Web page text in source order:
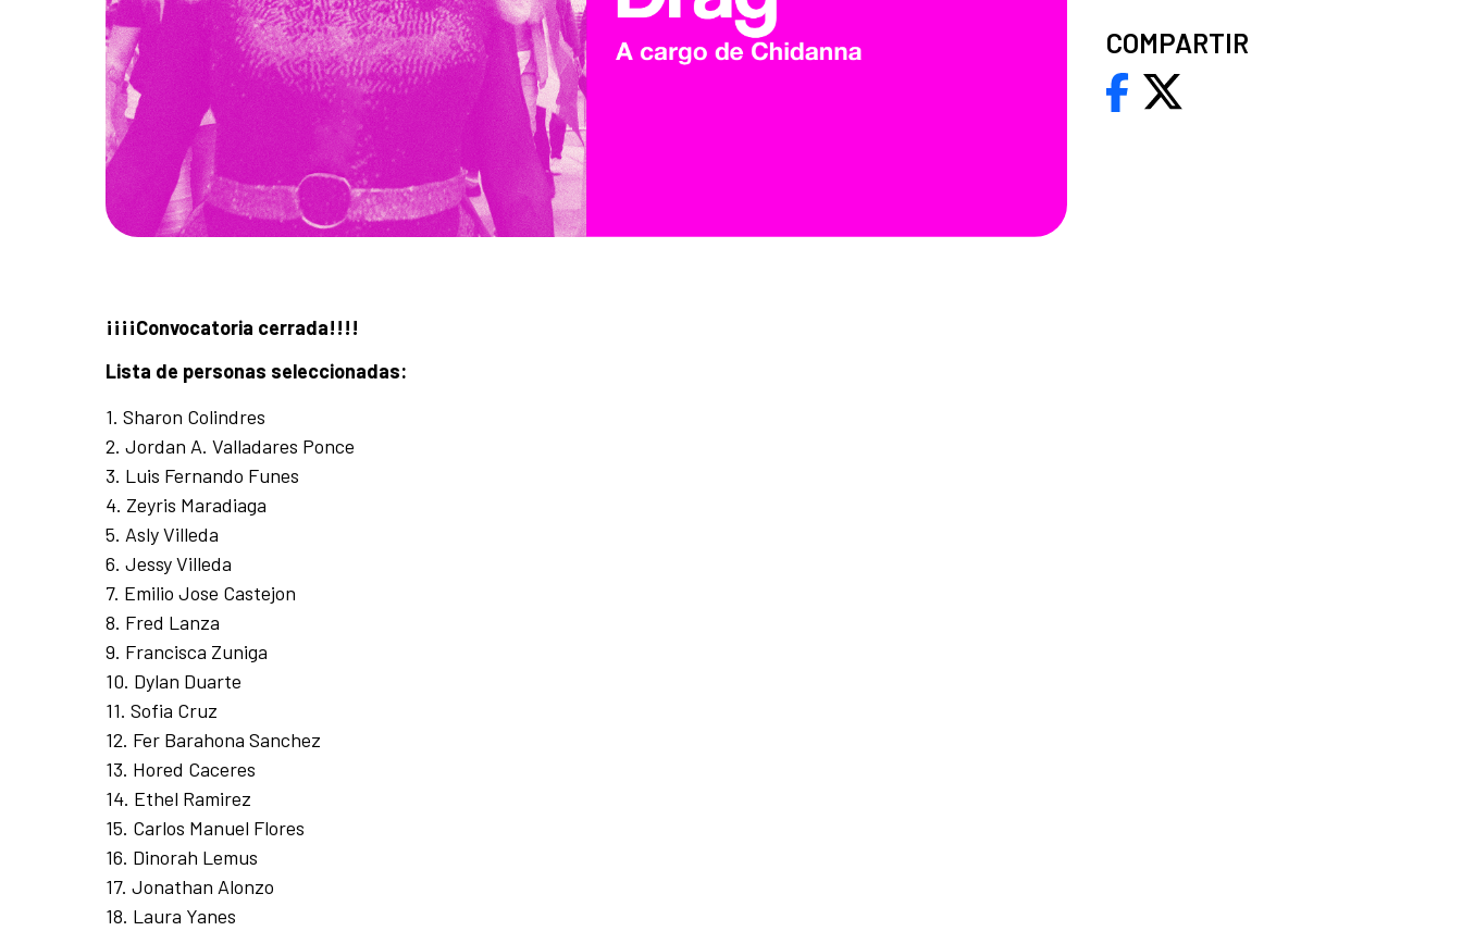
¡¡¡¡Convocatoria cerrada!!!!
Lista de personas seleccionadas:
1. Sharon Colindres
2. Jordan A. Valladares Ponce
3. Luis Fernando Funes
4. Zeyris Maradiaga
5. Asly Villeda
6. Jessy Villeda
7. Emilio Jose Castejon
8. Fred Lanza
9. Francisca Zuniga
10. Dylan Duarte
11. Sofia Cruz
12. Fer Barahona Sanchez
13. Hored Caceres
14. Ethel Ramirez
15. Carlos Manuel Flores
16. Dinorah Lemus
17. Jonathan Alonzo
18. Laura Yanes
COMPARTIR